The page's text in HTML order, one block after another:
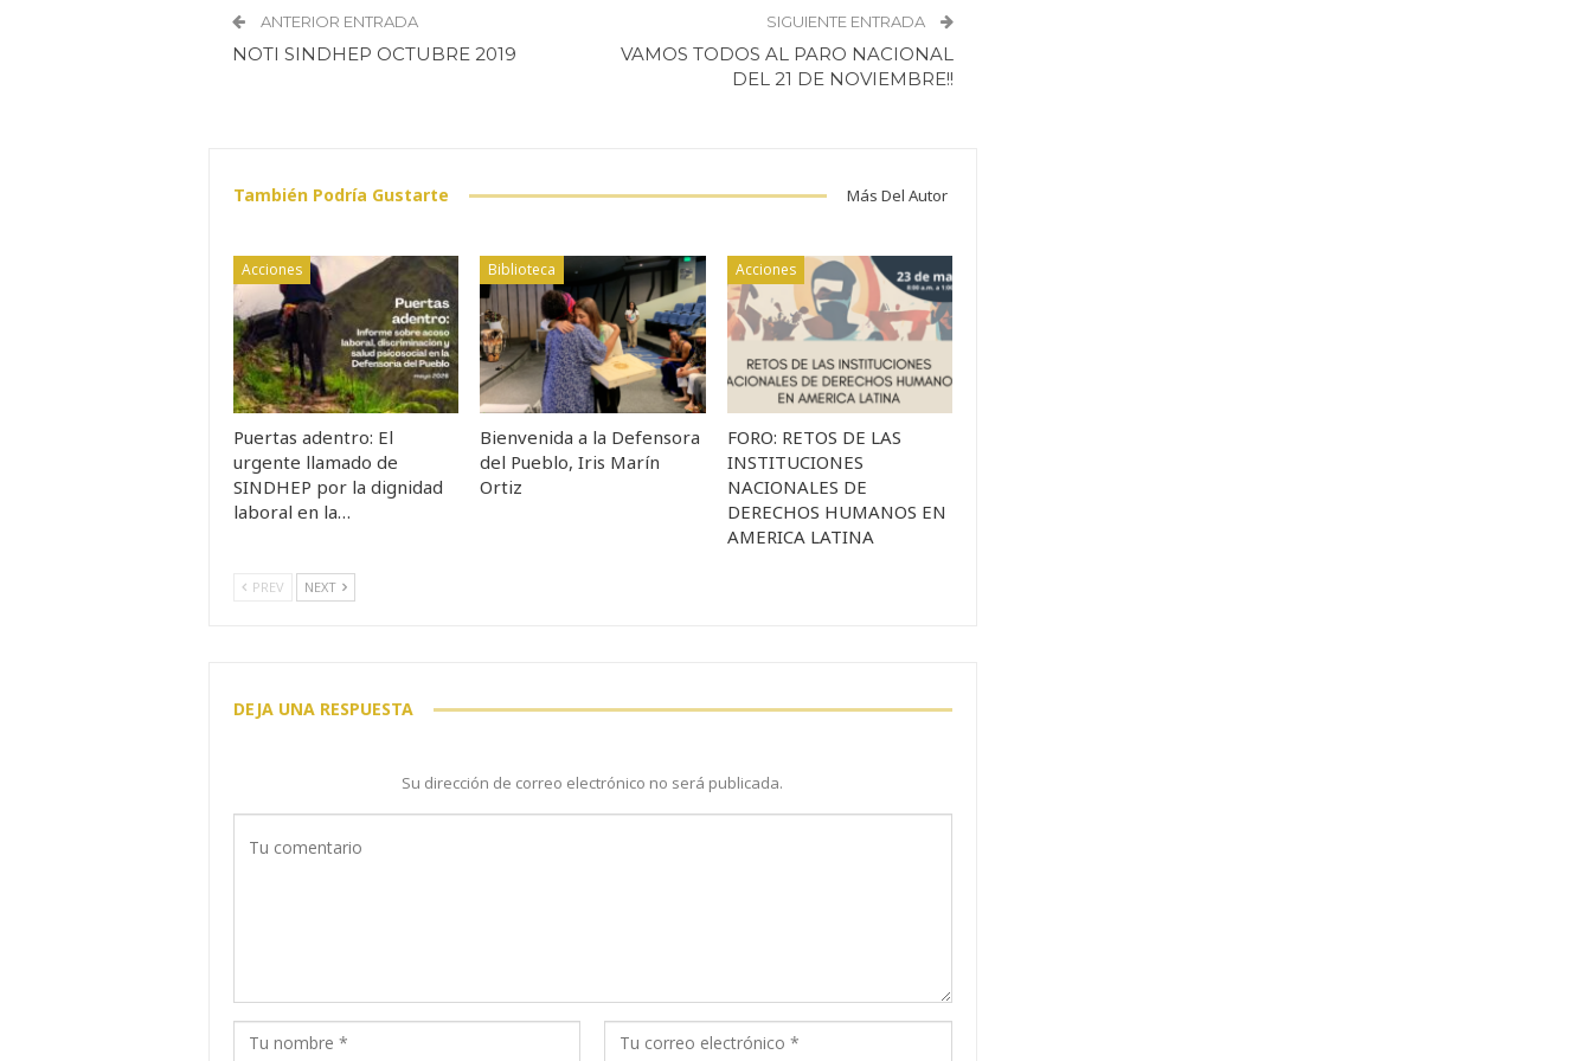
ANTERIOR ENTRADA
NOTI SINDHEP OCTUBRE 2019
SIGUIENTE ENTRADA
VAMOS TODOS AL PARO NACIONAL
DEL 21 DE NOVIEMBRE!!
También Podría Gustarte Más Del Autor
Acciones
Puertas adentro: El
urgente llamado de
SINDHEP por la dignidad
laboral en la…
Biblioteca
Bienvenida a la Defensora
del Pueblo, Iris Marín
Ortiz
Acciones
FORO: RETOS DE LAS
INSTITUCIONES
NACIONALES DE
DERECHOS HUMANOS EN
AMERICA LATINA
PREV NEXT
DEJA UNA RESPUESTA
Su dirección de correo electrónico no será publicada.